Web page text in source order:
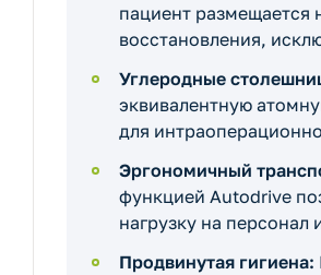
пациент размещается
восстановления,
Углеродные
эквивалентную
для
Эргономичный
функцией Autodrive
нагрузку на
Продвинутая гигиена: